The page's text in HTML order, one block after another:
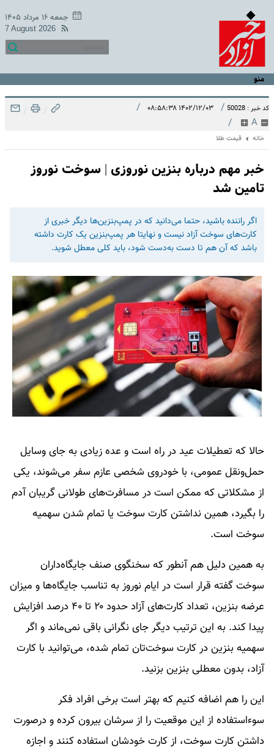
جمعه ۱۶ مرداد ۱۴۰۵
7 August 2026
منو
کد خبر : 50028 / ۱۴۰۲/۱۲/۰۳ ۰۸:۵۸:۳۸ /
A
/
/
/
خانه قیمت طلا
خبر مهم درباره بنزین نوروزی | سوخت نوروز
تامین شد
اگر راننده باشید، حتما می‌دانید که در پمپ‌بنزین‌ها دیگر خبری از
کارت‌های سوخت آزاد نیست و نهایتا هر پمپ‌بنزین یک کارت داشته
باشد که آن هم تا دست به‌دست شود، باید کلی معطل شوید.
حالا که تعطیلات عید در راه است و عده زیادی به جای وسایل
حمل‌ونقل عمومی، با خودروی شخصی عازم سفر می‌شوند، یکی
از مشکلاتی که ممکن است در مسافرت‌های طولانی گریبان آدم
را بگیرد، همین نداشتن کارت سوخت یا تمام شدن سهمیه
سوخت است.
به همین دلیل هم آنطور که سخنگوی صنف جایگاه‌داران
سوخت گفته قرار است در ایام نوروز به تناسب جایگاه‌ها و میزان
عرضه بنزین، تعداد کارت‌های آزاد حدود ۲۰ تا ۴۰ درصد افزایش
پیدا کند. به این ترتیب دیگر جای نگرانی باقی نمی‌ماند و اگر
سهمیه بنزین در کارت سوخت‌تان تمام شده، می‌توانید با کارت
آزاد، بدون معطلی بنزین بزنید.
این را هم اضافه کنیم که بهتر است برخی افراد فکر
سوءاستفاده از این موقعیت را از سرشان بیرون کرده و درصورت
داشتن کارت سوخت، از کارت خودشان استفاده کنند و اجازه